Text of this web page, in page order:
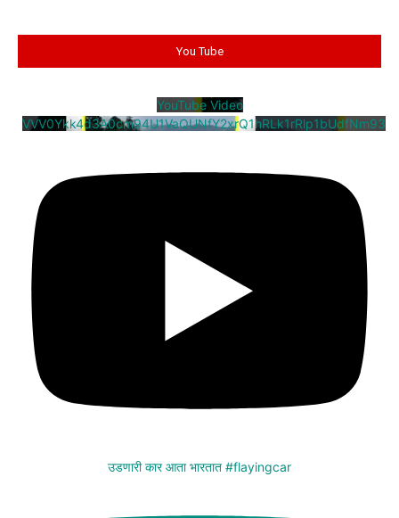
You Tube
YouTube Video
VVV0Ykk4d3A0cm94U1VaQUNfY2xrQ1hRLk1rRlp1bUdfNm93
उडणारी कार आता भारतात #flayingcar